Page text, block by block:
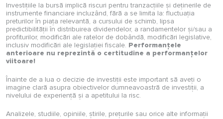
Investițiile la bursă implică riscuri pentru tranzacțiile și deținerile de
instrumente financiare incluzând, fără a se limita la: fluctuația
preturilor în piața relevantă, a cursului de schimb, lipsa
predictibilității în distribuirea dividendelor, a randamentelor și/sau a
profiturilor, modificări ale ratelor de dobândă, modificări legislative,
inclusiv modificări ale legislației fiscale. Performanțele
anterioare nu reprezintă o certitudine a performanțelor
viitoare!
Înainte de a lua o decizie de investiții este important să aveți o
imagine clară asupra obiectivelor dumneavoastră de investiții, a
nivelului de experiență și a apetitului la risc.
Analizele, studiile, opiniile, știrile, prețurile sau orice alte informații